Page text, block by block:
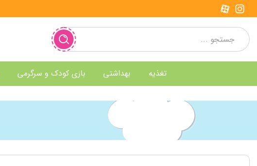
تغذیه بهداشتی بازی کودک و سرگرمی